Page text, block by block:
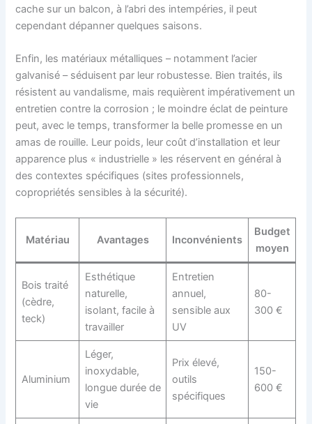
cache sur un balcon, à l’abri des intempéries, il peut
cependant dépanner quelques saisons.
Enfin, les matériaux métalliques – notamment l’acier
galvanisé – séduisent par leur robustesse. Bien traités, ils
résistent au vandalisme, mais requièrent impérativement un
entretien contre la corrosion ; le moindre éclat de peinture
peut, avec le temps, transformer la belle promesse en un
amas de rouille. Leur poids, leur coût d’installation et leur
apparence plus « industrielle » les réservent en général à
des contextes spécifiques (sites professionnels,
copropriétés sensibles à la sécurité).
Matériau Avantages Inconvénients
Budget
moyen
Bois traité
(cèdre,
teck)
Esthétique
naturelle,
isolant, facile à
travailler
Entretien
annuel,
sensible aux
UV
80-
300 €
Aluminium
Léger,
inoxydable,
longue durée de
vie
Prix élevé,
outils
spécifiques
150-
600 €